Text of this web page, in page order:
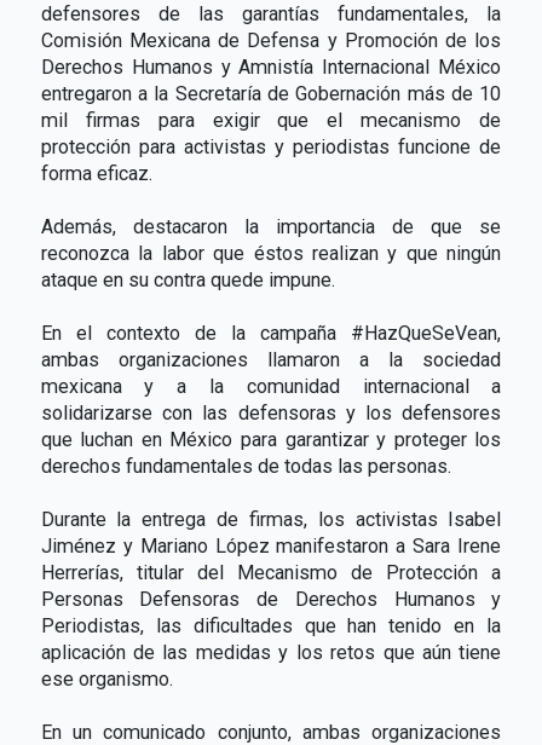
defensores de las garantías fundamentales, la
Comisión Mexicana de Defensa y Promoción de los
Derechos Humanos y Amnistía Internacional México
entregaron a la Secretaría de Gobernación más de 10
mil firmas para exigir que el mecanismo de
protección para activistas y periodistas funcione de
forma eficaz.
Además, destacaron la importancia de que se
reconozca la labor que éstos realizan y que ningún
ataque en su contra quede impune.
En el contexto de la campaña #HazQueSeVean,
ambas organizaciones llamaron a la sociedad
mexicana y a la comunidad internacional a
solidarizarse con las defensoras y los defensores
que luchan en México para garantizar y proteger los
derechos fundamentales de todas las personas.
Durante la entrega de firmas, los activistas Isabel
Jiménez y Mariano López manifestaron a Sara Irene
Herrerías, titular del Mecanismo de Protección a
Personas Defensoras de Derechos Humanos y
Periodistas, las dificultades que han tenido en la
aplicación de las medidas y los retos que aún tiene
ese organismo.
En un comunicado conjunto, ambas organizaciones